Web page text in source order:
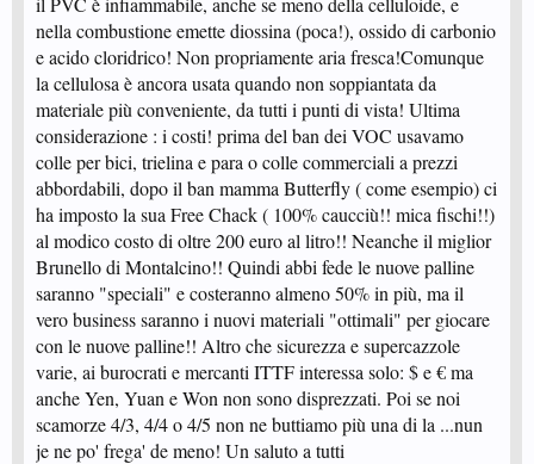
nella combustione emette diossina (poca!), ossido di carbonio
e acido cloridrico! Non propriamente aria fresca!Comunque
la cellulosa è ancora usata quando non soppiantata da
materiale più conveniente, da tutti i punti di vista! Ultima
considerazione : i costi! prima del ban dei VOC usavamo
colle per bici, trielina e para o colle commerciali a prezzi
abbordabili, dopo il ban mamma Butterfly ( come esempio) ci
ha imposto la sua Free Chack ( 100% caucciù!! mica fischi!!)
al modico costo di oltre 200 euro al litro!! Neanche il miglior
Brunello di Montalcino!! Quindi abbi fede le nuove palline
saranno "speciali" e costeranno almeno 50% in più, ma il
vero business saranno i nuovi materiali "ottimali" per giocare
con le nuove palline!! Altro che sicurezza e supercazzole
varie, ai burocrati e mercanti ITTF interessa solo: $ e € ma
anche Yen, Yuan e Won non sono disprezzati. Poi se noi
scamorze 4/3, 4/4 o 4/5 non ne buttiamo più una di la ...nun
je ne po' frega' de meno! Un saluto a tutti